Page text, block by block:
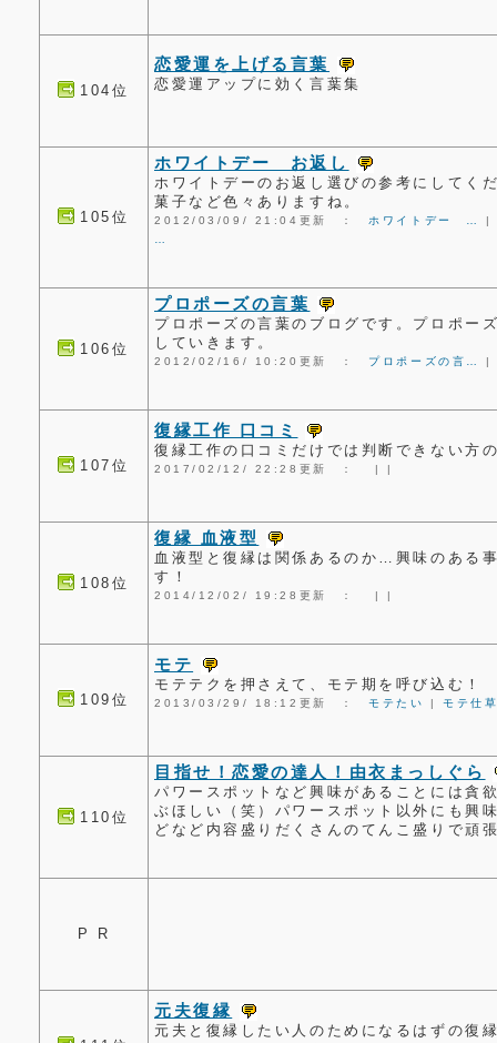
104位
恋愛運を上げる言葉
恋愛運アップに効く言葉集
105位
ホワイトデー お返し
ホワイトデーのお返し選びの参考にしてく
菓子など色々ありますね。
2012/03/09/ 21:04更新 ： ホワイトデー …
106位
プロポーズの言葉
プロポーズの言葉のブログです。プロポー
していきます。
2012/02/16/ 10:20更新 ： プロポーズの言…
107位
復縁工作 口コミ
復縁工作の口コミだけでは判断できない方
2017/02/12/ 22:28更新 ： | |
108位
復縁 血液型
血液型と復縁は関係あるのか…興味のある
す！
2014/12/02/ 19:28更新 ： | |
109位
モテ
モテテクを押さえて、モテ期を呼び込む！
2013/03/29/ 18:12更新 ：モテたい |モテ仕
110位
目指せ！恋愛の達人！由衣まっしぐら
パワースポットなど興味があることには貪
ぶほしい（笑）パワースポット以外にも興
どなど内容盛りだくさんのてんこ盛りで頑
P R
元夫復縁
元夫と復縁したい人のためになるはずの復